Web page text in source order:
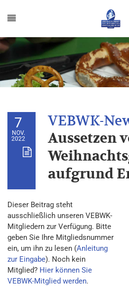
7
NOV.
2022
Aussetzen
aufgrund
Dieser Beitrag steht
ausschließlich unseren VEBWK-
Mitgliedern zur Verfügung. Bitte
geben Sie Ihre Mitgliedsnummer
ein, um ihn zu lesen (Anleitung
zur Eingabe). Noch kein
Mitglied? Hier können Sie
VEBWK-Mitglied werden.